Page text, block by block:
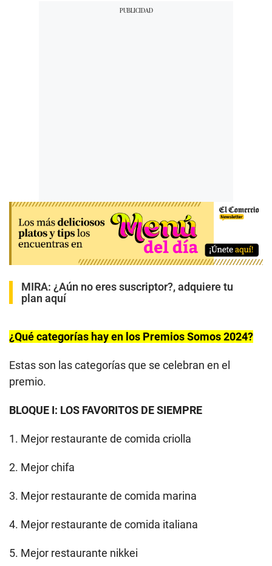
MIRA: ¿Aún no eres suscriptor?, adquiere tu
plan aquí
¿Qué categorías hay en los Premios Somos 2024?
Estas son las categorías que se celebran en el
premio.
BLOQUE I: LOS FAVORITOS DE SIEMPRE
1. Mejor restaurante de comida criolla
2. Mejor chifa
3. Mejor restaurante de comida marina
4. Mejor restaurante de comida italiana
5. Mejor restaurante nikkei